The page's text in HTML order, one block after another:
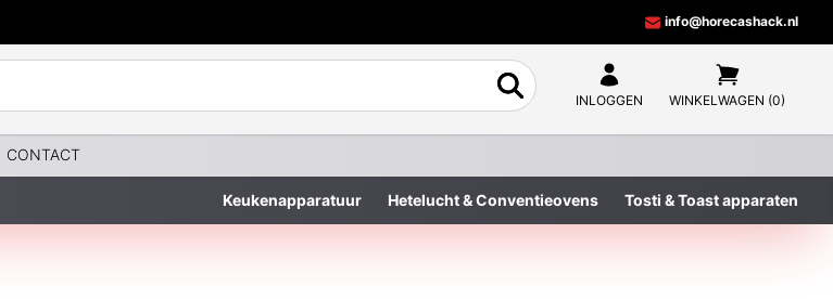
info@horecashack.nl
INLOGGEN WINKELWAGEN (0)
CONTACT
Keukenapparatuur Hetelucht & Conventieovens Tosti & Toast apparaten